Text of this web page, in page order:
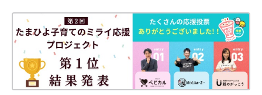
か。
富澤 セカンドオピニオンは患者さんの当然の権利です。診断し
た担当医に遠慮なく相談してください。
急性リンパ性白血病、急性骨髄性白血病ともに、最初の１～２カ
月の治療（寛解導入療法）のやり方は、どこの病院でもほぼ変わ